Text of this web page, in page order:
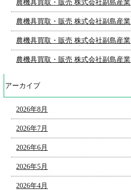
農機具買取・販売 株式会社副島産業
農機具買取・販売 株式会社副島産業
農機具買取・販売 株式会社副島産業
農機具買取・販売 株式会社副島産業
アーカイブ
2026年8月
2026年7月
2026年6月
2026年5月
2026年4月